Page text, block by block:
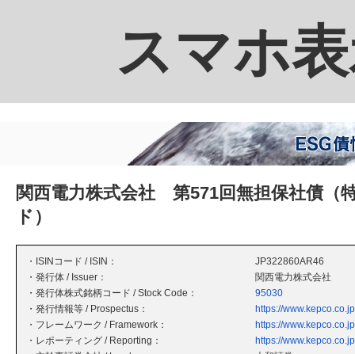
スマホ
関西電力株式会社 第571回無担保社債（
ド）
・ISINコード / ISIN：
JP322860AR46
・発行体 / Issuer：
関西電力株式会社
・発行体株式銘柄コード / Stock Code：
95030
・発行情報等 / Prospectus：
https://
・フレームワーク / Framework：
https://
・レポーティング / Reporting：
https://